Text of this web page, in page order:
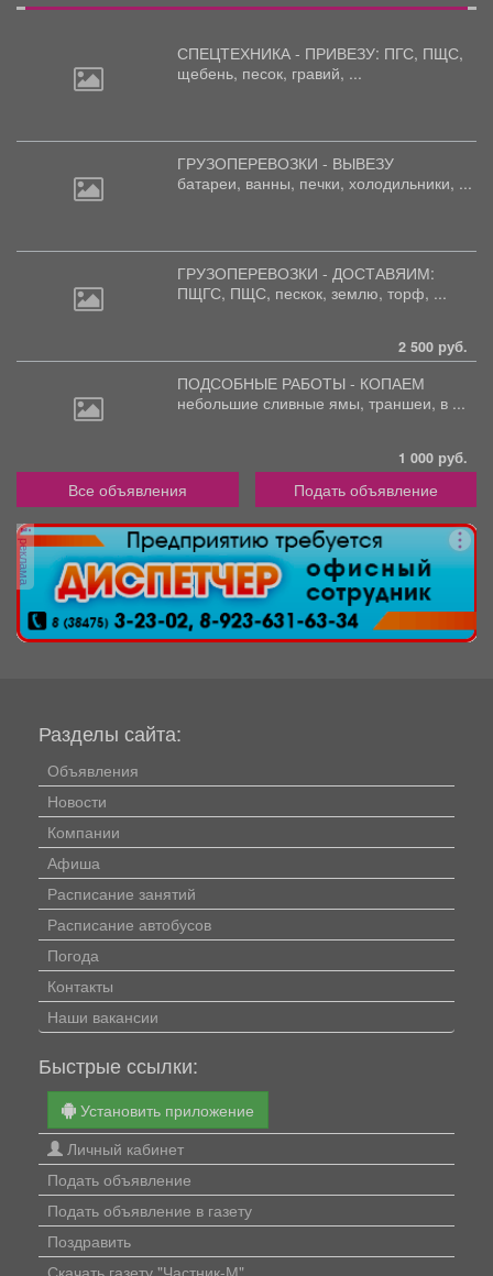
СПЕЦТЕХНИКА - ПРИВЕЗУ: ПГС, ПЩС,
щебень, песок, гравий, ...
ГРУЗОПЕРЕВОЗКИ - ВЫВЕЗУ
батареи, ванны, печки, холодильники, ...
ГРУЗОПЕРЕВОЗКИ - ДОСТАВЯИМ:
ПЩГС, ПЩС, пескок, землю, торф, ...
2 500 руб.
ПОДСОБНЫЕ РАБОТЫ - КОПАЕМ
небольшие сливные ямы, траншеи, в ...
1 000 руб.
Все объявления Подать объявление
реклама
Разделы сайта:
Объявления
Новости
Компании
Афиша
Расписание занятий
Расписание автобусов
Погода
Контакты
Наши вакансии
Быстрые ссылки:
Установить приложение
Личный кабинет
Подать объявление
Подать объявление в газету
Поздравить